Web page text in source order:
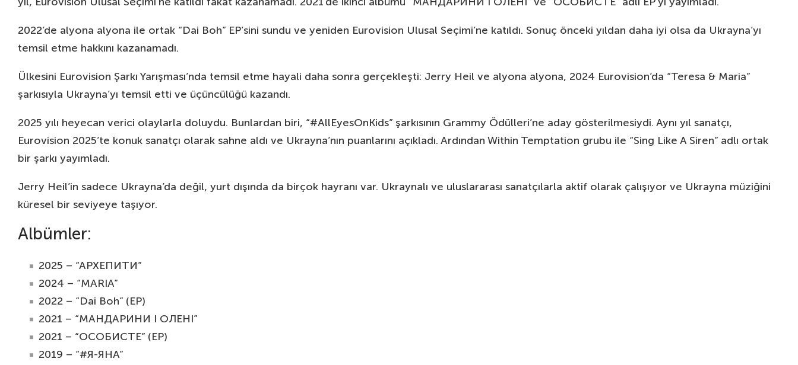
2022’de alyona alyona ile ortak “Dai Boh” EP’sini sundu ve yeniden Eurovision Ulusal Seçimi’ne katıldı. Sonuç önceki yıldan daha iyi olsa da Ukrayna’yı
temsil etme hakkını kazanamadı.
Ülkesini Eurovision Şarkı Yarışması’nda temsil etme hayali daha sonra gerçekleşti: Jerry Heil ve alyona alyona, 2024 Eurovision’da “Teresa & Maria”
şarkısıyla Ukrayna’yı temsil etti ve üçüncülüğü kazandı.
2025 yılı heyecan verici olaylarla doluydu. Bunlardan biri, “#AllEyesOnKids” şarkısının Grammy Ödülleri’ne aday gösterilmesiydi. Aynı yıl sanatçı,
Eurovision 2025’te konuk sanatçı olarak sahne aldı ve Ukrayna’nın puanlarını açıkladı. Ardından Within Temptation grubu ile “Sing Like A Siren” adlı ortak
bir şarkı yayımladı.
Jerry Heil’in sadece Ukrayna’da değil, yurt dışında da birçok hayranı var. Ukraynalı ve uluslararası sanatçılarla aktif olarak çalışıyor ve Ukrayna müziğini
küresel bir seviyeye taşıyor.
Albümler:
2025 – “АРХЕПИТИ”
2024 – “MARIA”
2022 – “Dai Boh” (EP)
2021 – “МАНДАРИНИ І ОЛЕНІ”
2021 – “ОСОБИСТЕ” (EP)
2019 – “#Я-ЯНА”